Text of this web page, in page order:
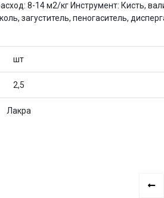
8-14 м2/кг Инструмент: Кисть,
загуститель, пеногаситель,
шт
2,5
Лакра